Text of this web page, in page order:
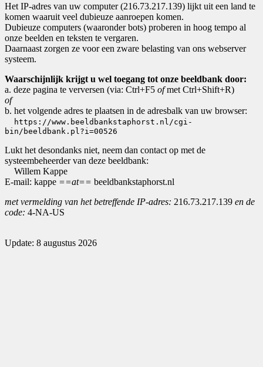
Het IP-adres van uw computer (216.73.217.139) lijkt uit een land te
komen waaruit veel dubieuze aanroepen komen.
Dubieuze computers (waaronder bots) proberen in hoog tempo al
onze beelden en teksten te vergaren.
Daarnaast zorgen ze voor een zware belasting van ons webserver
systeem.
Waarschijnlijk krijgt u wel toegang tot onze beeldbank door:
a. deze pagina te verversen (via: Ctrl+F5 ofmet Ctrl+Shift+R)
of
b. het volgende adres te plaatsen in de adresbalk van uw browser:
https://www.beeldbankstaphorst.nl/cgi-
bin/beeldbank.pl?i=00526
Lukt het desondanks niet, neem dan contact op met de
systeembeheerder van deze beeldbank:
Willem Kappe
E-mail: kappe ==at== beeldbankstaphorst.nl
met vermelding van het betreffende IP-adres: 216.73.217.139 en de
code: 4-NA-US
Update: 8 augustus 2026